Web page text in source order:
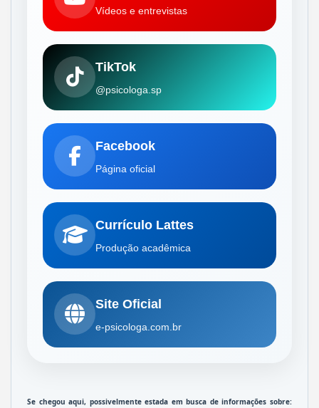
Vídeos e entrevistas
TikTok
@psicologa.sp
Facebook
Página oficial
Currículo Lattes
Produção acadêmica
Site Oficial
e-psicologa.com.br
Se chegou aqui, possivelmente estada em busca de informações sobre: